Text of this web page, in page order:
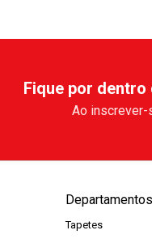
Fique por
Ao inscrever-
Departamentos
Tapetes